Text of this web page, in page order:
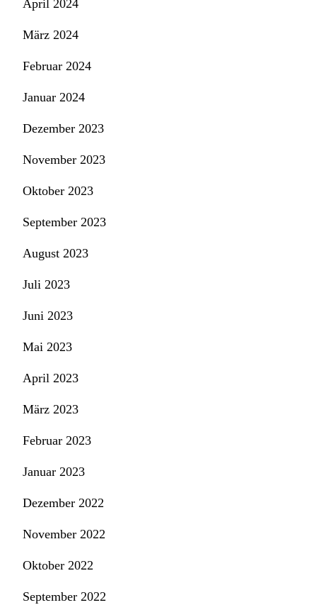
April 2024
März 2024
Februar 2024
Januar 2024
Dezember 2023
November 2023
Oktober 2023
September 2023
August 2023
Juli 2023
Juni 2023
Mai 2023
April 2023
März 2023
Februar 2023
Januar 2023
Dezember 2022
November 2022
Oktober 2022
September 2022